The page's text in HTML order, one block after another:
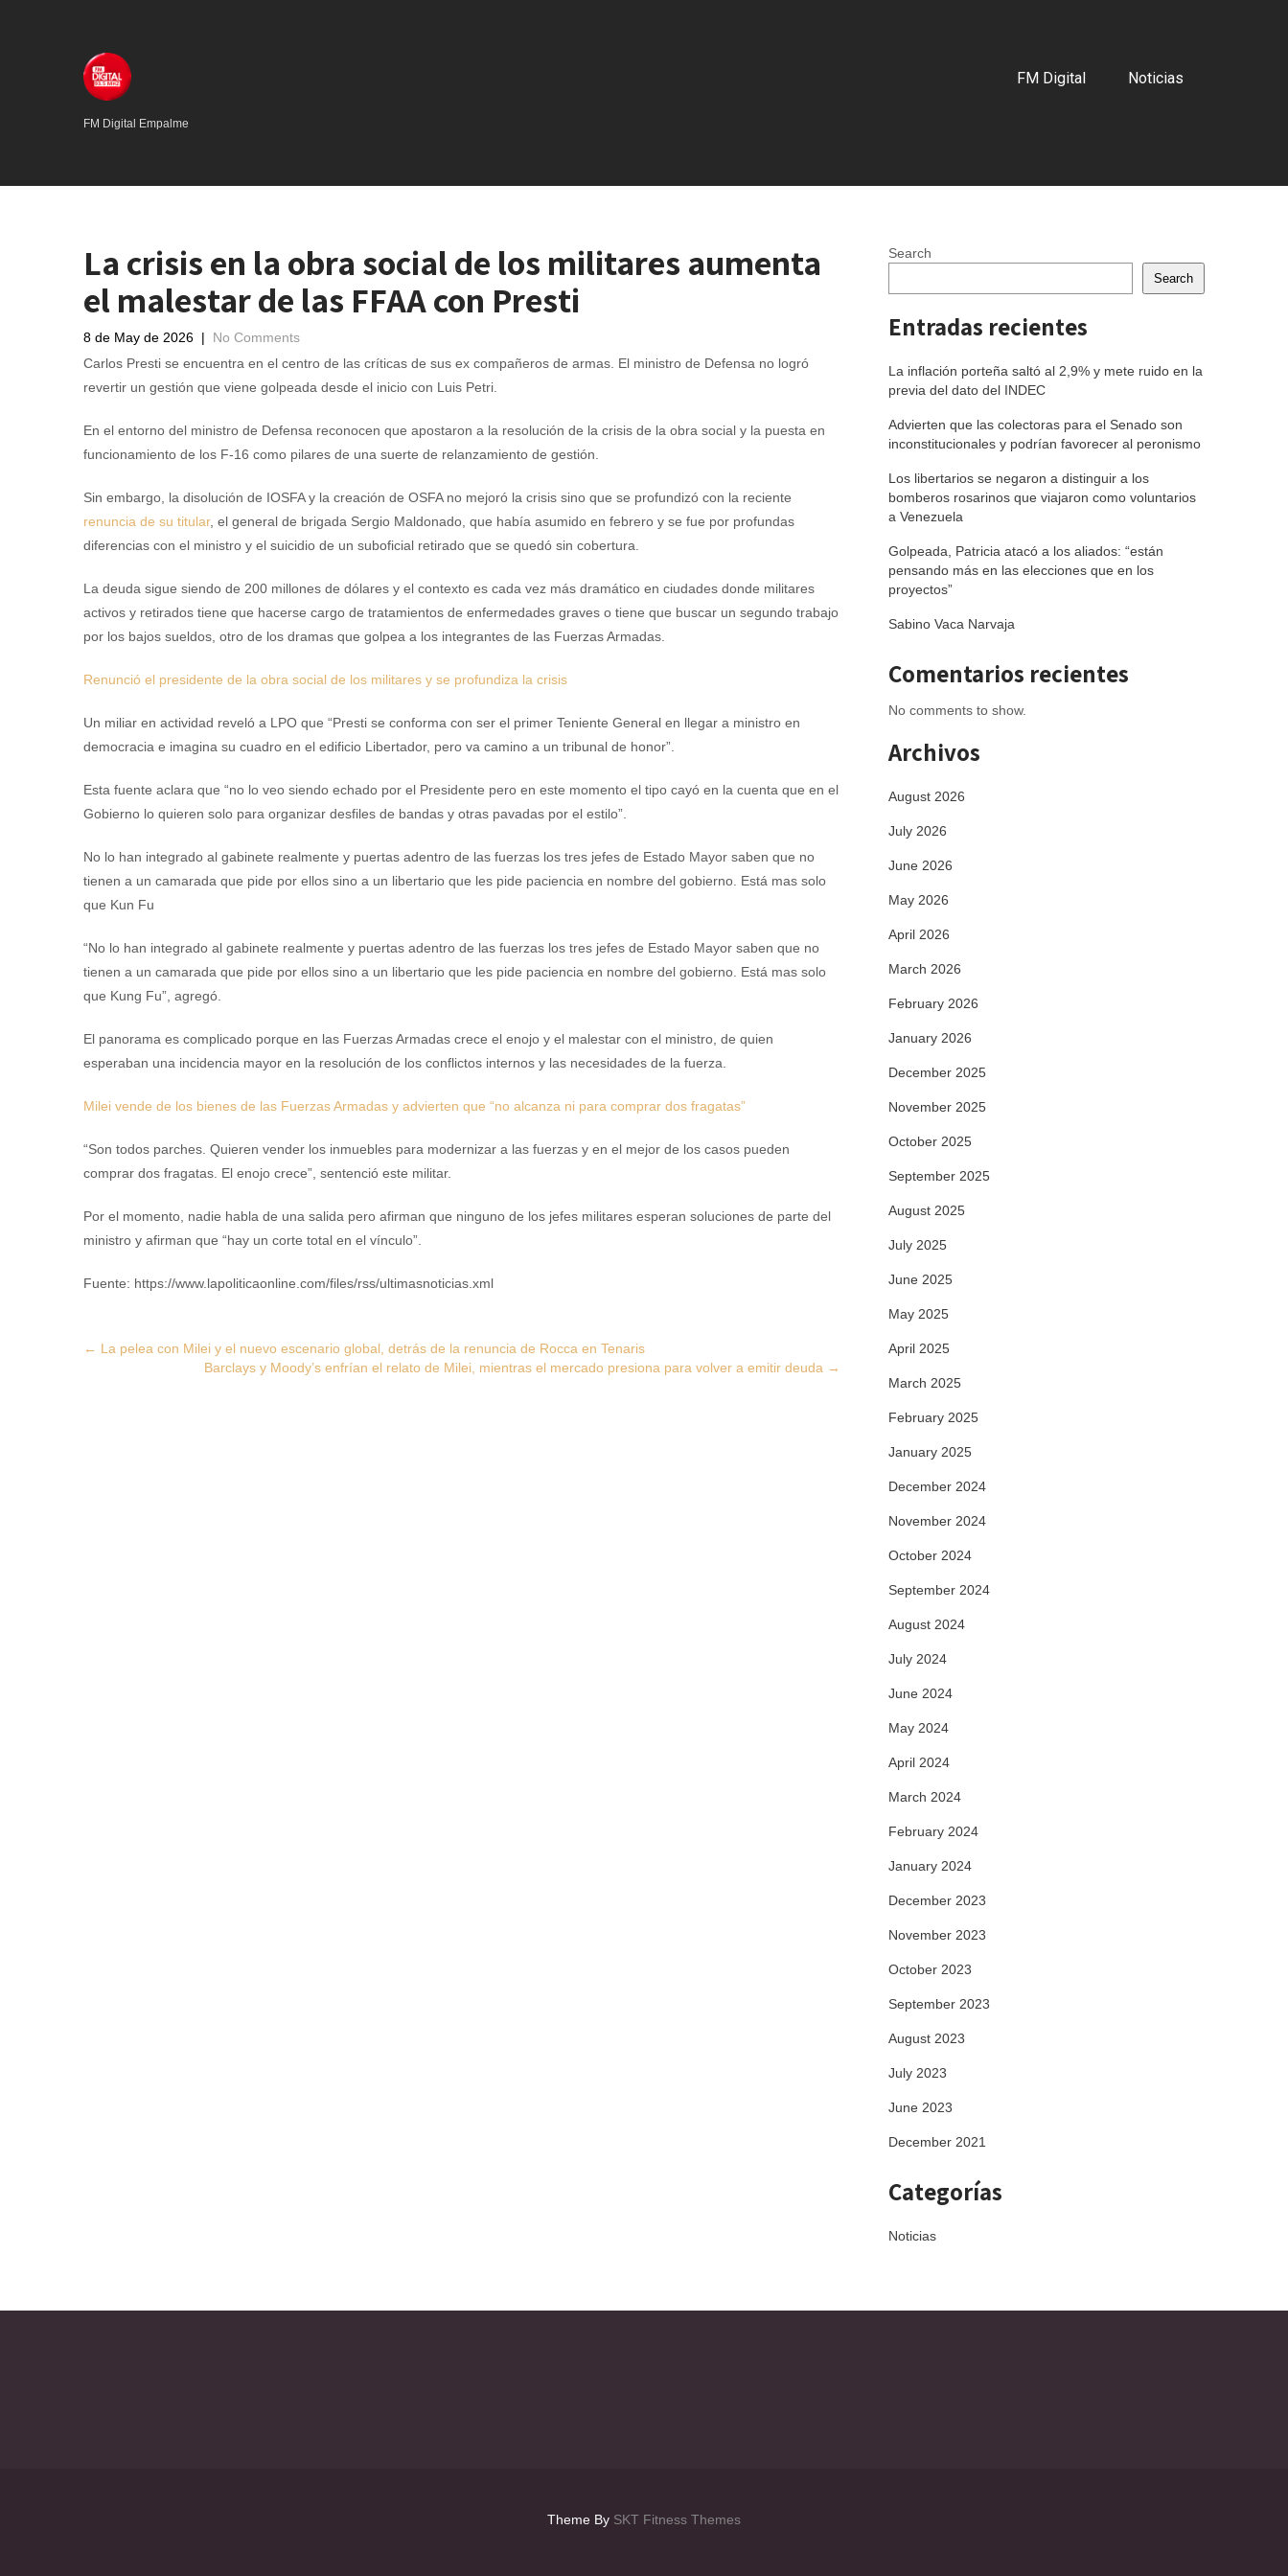
FM Digital Empalme
FM Digital Noticias
La crisis en la obra social de los militares aumenta
el malestar de las FFAA con Presti
8 de May de 2026 | No Comments
Carlos Presti se encuentra en el centro de las críticas de sus ex compañeros de armas. El ministro de Defensa no logró
revertir un gestión que viene golpeada desde el inicio con Luis Petri.
En el entorno del ministro de Defensa reconocen que apostaron a la resolución de la crisis de la obra social y la puesta en
funcionamiento de los F-16 como pilares de una suerte de relanzamiento de gestión.
Sin embargo, la disolución de IOSFA y la creación de OSFA no mejoró la crisis sino que se profundizó con la reciente
renuncia de su titular, el general de brigada Sergio Maldonado, que había asumido en febrero y se fue por profundas
diferencias con el ministro y el suicidio de un suboficial retirado que se quedó sin cobertura.
La deuda sigue siendo de 200 millones de dólares y el contexto es cada vez más dramático en ciudades donde militares
activos y retirados tiene que hacerse cargo de tratamientos de enfermedades graves o tiene que buscar un segundo trabajo
por los bajos sueldos, otro de los dramas que golpea a los integrantes de las Fuerzas Armadas.
Renunció el presidente de la obra social de los militares y se profundiza la crisis
Un miliar en actividad reveló a LPO que “Presti se conforma con ser el primer Teniente General en llegar a ministro en
democracia e imagina su cuadro en el edificio Libertador, pero va camino a un tribunal de honor”.
Esta fuente aclara que “no lo veo siendo echado por el Presidente pero en este momento el tipo cayó en la cuenta que en el
Gobierno lo quieren solo para organizar desfiles de bandas y otras pavadas por el estilo”.
No lo han integrado al gabinete realmente y puertas adentro de las fuerzas los tres jefes de Estado Mayor saben que no
tienen a un camarada que pide por ellos sino a un libertario que les pide paciencia en nombre del gobierno. Está mas solo
que Kun Fu
“No lo han integrado al gabinete realmente y puertas adentro de las fuerzas los tres jefes de Estado Mayor saben que no
tienen a un camarada que pide por ellos sino a un libertario que les pide paciencia en nombre del gobierno. Está mas solo
que Kung Fu”, agregó.
El panorama es complicado porque en las Fuerzas Armadas crece el enojo y el malestar con el ministro, de quien
esperaban una incidencia mayor en la resolución de los conflictos internos y las necesidades de la fuerza.
Milei vende de los bienes de las Fuerzas Armadas y advierten que “no alcanza ni para comprar dos fragatas”
“Son todos parches. Quieren vender los inmuebles para modernizar a las fuerzas y en el mejor de los casos pueden
comprar dos fragatas. El enojo crece”, sentenció este militar.
Por el momento, nadie habla de una salida pero afirman que ninguno de los jefes militares esperan soluciones de parte del
ministro y afirman que “hay un corte total en el vínculo”.
Fuente: https://www.lapoliticaonline.com/files/rss/ultimasnoticias.xml
Post
← La pelea con Milei y el nuevo escenario global, detrás de la renuncia de Rocca en Tenaris
Barclays y Moody’s enfrían el relato de Milei, mientras el mercado presiona para volver a emitir deuda →
Search
Search
Entradas recientes
La inflación porteña saltó al 2,9% y mete ruido en la
previa del dato del INDEC
Advierten que las colectoras para el Senado son
inconstitucionales y podrían favorecer al peronismo
Los libertarios se negaron a distinguir a los
bomberos rosarinos que viajaron como voluntarios
a Venezuela
Golpeada, Patricia atacó a los aliados: “están
pensando más en las elecciones que en los
proyectos”
Sabino Vaca Narvaja
Comentarios recientes
No comments to show.
Archivos
August 2026
July 2026
June 2026
May 2026
April 2026
March 2026
February 2026
January 2026
December 2025
November 2025
October 2025
September 2025
August 2025
July 2025
June 2025
May 2025
April 2025
March 2025
February 2025
January 2025
December 2024
November 2024
October 2024
September 2024
August 2024
July 2024
June 2024
May 2024
April 2024
March 2024
February 2024
January 2024
December 2023
November 2023
October 2023
September 2023
August 2023
July 2023
June 2023
December 2021
Categorías
Noticias
Theme By SKT Fitness Themes